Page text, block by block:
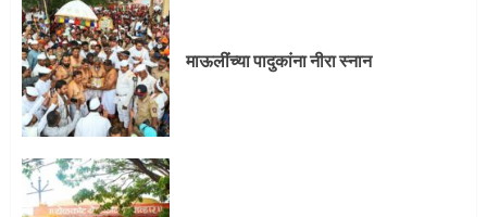
माऊलींच्या पादुकांना नीरा स्नान